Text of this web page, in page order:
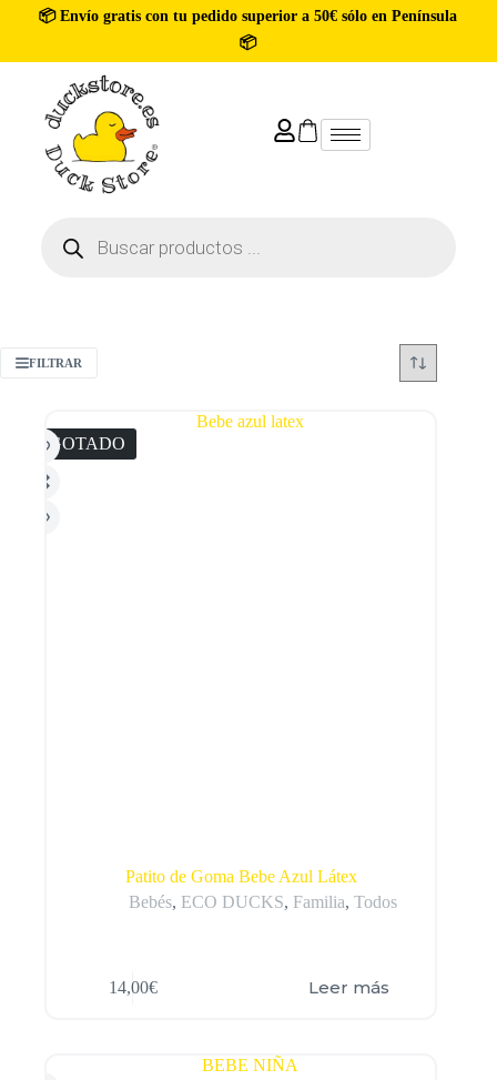
📦 Envío gratis con tu pedido superior a 50€ sólo en Península
📦
FILTRAR
AGOTADO
Patito de Goma Bebe Azul Látex
Bebés, ECO DUCKS, Familia,Todos
14,00€ Leer más